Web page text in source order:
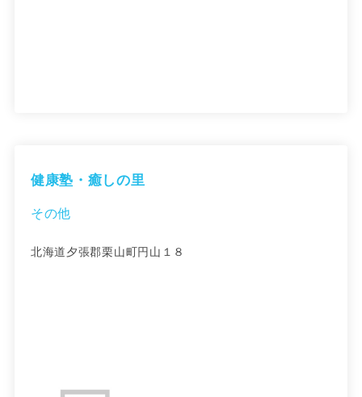
健康塾・癒しの里
その他
北海道夕張郡栗山町円山１８